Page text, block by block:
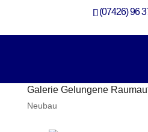
(07426) 96
Galerie Gelungene
Neubau